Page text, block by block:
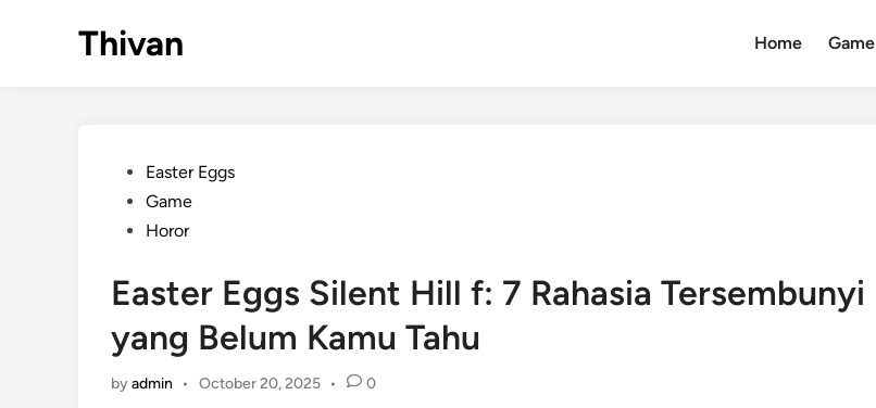
Thivan Home Game
PostedEaster Eggs
Game
Horor
Easter Eggs Silent Hill f: 7 Rahasia Tersembunyi
yang Belum Kamu Tahu
byadmin • October 20, 2025 • 0